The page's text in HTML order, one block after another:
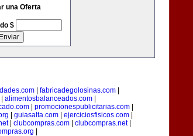
una Oferta
$
| fabricadegolosinas.com|
alimentosbalanceados.com|
| promocionespublicitarias.com|
guiasalta.com| ejerciciosfisicos.com|
| clubcompras.com clubcompras.net|